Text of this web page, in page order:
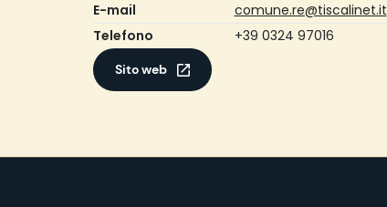
E-mail
comune.re@tiscalinet.it
Telefono
+39 0324 97016
Sito web